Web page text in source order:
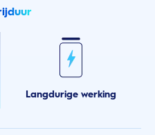
Langdurige werking